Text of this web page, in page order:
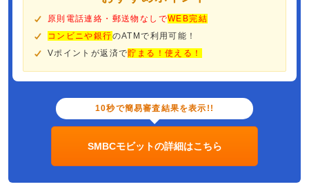
原則電話連絡・郵送物なしでWEB完結
コンビニや銀行のATMで利用可能！
Vポイントが返済で貯まる！使える！
10秒で簡易審査結果を表示!!
SMBCモビットの詳細はこちら